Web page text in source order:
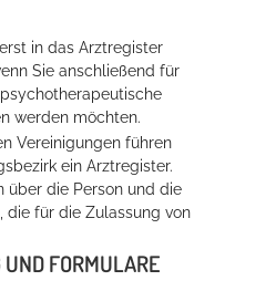
in das Arztregister
Sie anschließend für
werden möchten.
Vereinigungen führen
ein Arztregister.
über die Person und die
die für die Zulassung von
FORMULARE